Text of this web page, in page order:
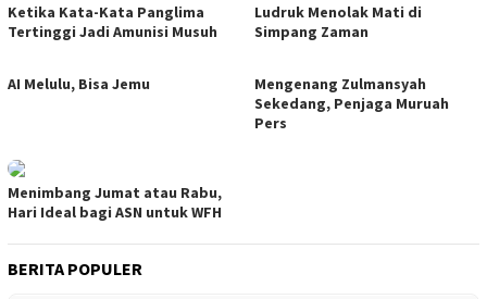
Ketika Kata-Kata Panglima
Tertinggi Jadi Amunisi Musuh
Ludruk Menolak Mati di
Simpang Zaman
AI Melulu, Bisa Jemu
Mengenang Zulmansyah
Sekedang, Penjaga Muruah
Pers
Menimbang Jumat atau Rabu,
Hari Ideal bagi ASN untuk WFH
BERITA POPULER